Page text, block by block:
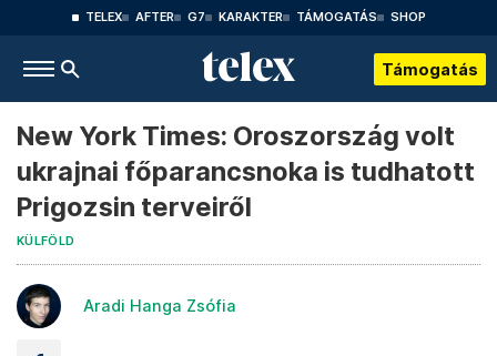
TELEX AFTER G7 KARAKTER TÁMOGATÁS SHOP
Támogatás
New York Times: Oroszország volt
ukrajnai főparancsnoka is tudhatott
Prigozsin terveiről
KÜLFÖLD
Aradi Hanga Zsófia